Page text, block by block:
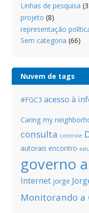
Linhas de pesquisa
projeto (8)
representação
Sem categoria (66)
Nuvem de tags
#FGC3 acesso à
Caring my
consulta controle
autorais encontro
governo
Internet jorge
Monitorando a